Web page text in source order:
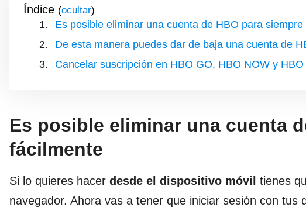
Índice ( )
Es posible eliminar una cuenta de HBO para
De esta manera puedes dar de baja una cuenta de
Cancelar suscripción en HBO GO, HBO NOW y HBO
Es posible eliminar una cuenta
fácilmente
Si lo quieres hacer desde el dispositivo móvil tienes
navegador. Ahora vas a tener que iniciar sesión con tus